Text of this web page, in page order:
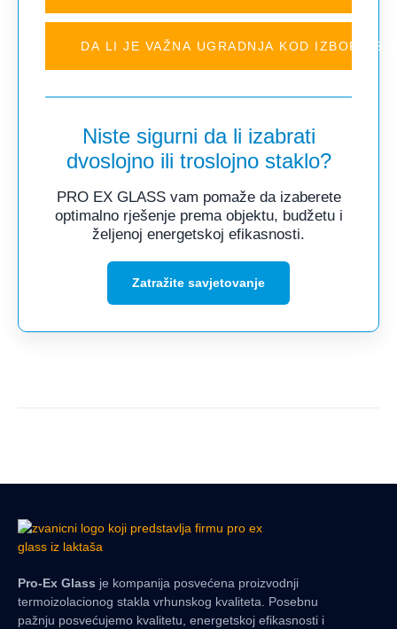
DA LI JE VAŽNA UGRADNJA KOD IZBORA
Niste sigurni da li izabrati
dvoslojno ili troslojno staklo?
PRO EX GLASS vam pomaže da izaberete
optimalno rješenje prema objektu, budžetu i
željenoj energetskoj efikasnosti.
Zatražite savjetovanje
Pro-Ex Glass je kompanija posvećena proizvodnji
termoizolacionog stakla vrhunskog kvaliteta. Posebnu
pažnju posvećujemo kvalitetu, energetskoj efikasnosti i